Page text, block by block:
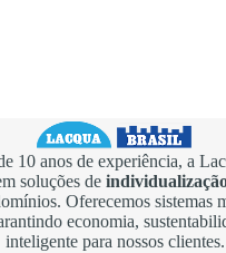
10 anos de experiência, a
soluções de
Oferecemos sistemas
economia,
inteligente para nossos clientes.